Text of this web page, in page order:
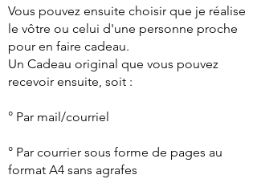
Vous pouvez ensuite choisir que je réalise
le vôtre ou celui d'une personne proche
pour en faire cadeau.
Un Cadeau original que vous pouvez
recevoir ensuite, soit :
° Par mail/courriel
° Par courrier sous forme de pages au
format A4 sans agrafes